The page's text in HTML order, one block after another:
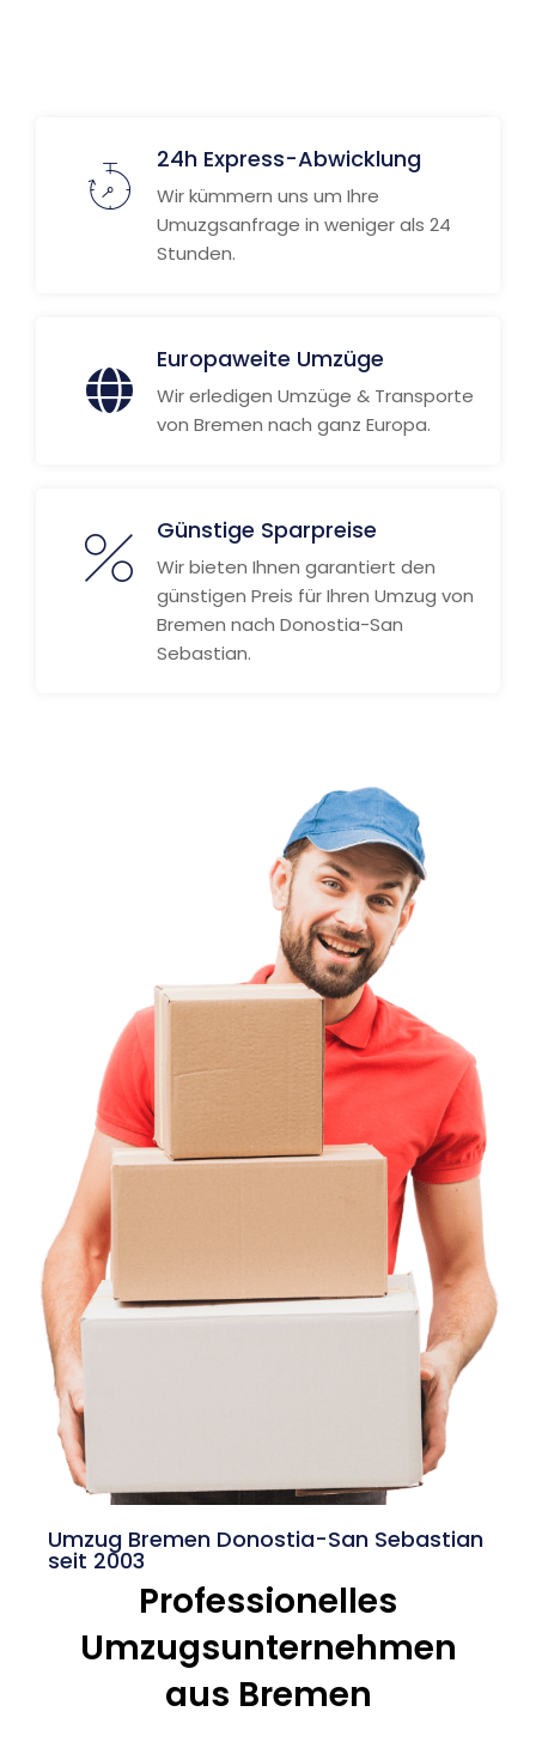
24h Express-Abwicklung
Wir kümmern uns um Ihre
Umuzgsanfrage in weniger als 24
Stunden.
Europaweite Umzüge
Wir erledigen Umzüge & Transporte
von Bremen nach ganz Europa.
Günstige Sparpreise
Wir bieten Ihnen garantiert den
günstigen Preis für Ihren Umzug von
Bremen nach Donostia-San
Sebastian.
Umzug Bremen Donostia-San Sebastian
seit 2003
Professionelles
Umzugsunternehmen
aus Bremen